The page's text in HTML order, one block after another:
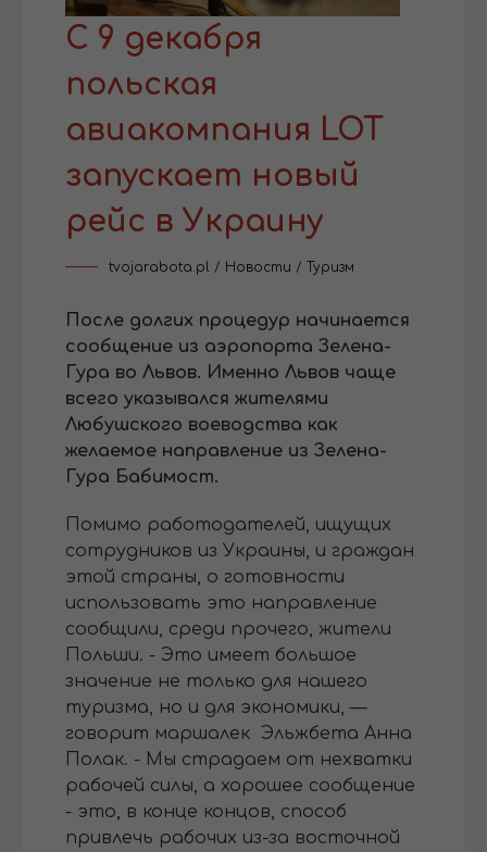
С 9 декабря
польская
авиакомпания LOT
запускает новый
рейс в Украину
tvojarabota.pl / Новости / Туризм
После долгих процедур начинается
сообщение из аэропорта Зелена-
Гура во Львов. Именно Львов чаще
всего указывался жителями
Любушского воеводства как
желаемое направление из Зелена-
Гура Бабимост.
Помимо работодателей, ищущих
сотрудников из Украины, и граждан
этой страны, о готовности
использовать это направление
сообщили, среди прочего, жители
Польши. - Это имеет большое
значение не только для нашего
туризма, но и для экономики, —
говорит маршалек Эльжбета Анна
Полак. - Мы страдаем от нехватки
рабочей силы, а хорошее сообщение
- это, в конце концов, способ
привлечь рабочих из-за восточной